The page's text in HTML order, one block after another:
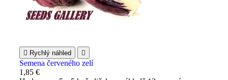
 Rychlý náhled 
Semena červeného zelí
1,85 €